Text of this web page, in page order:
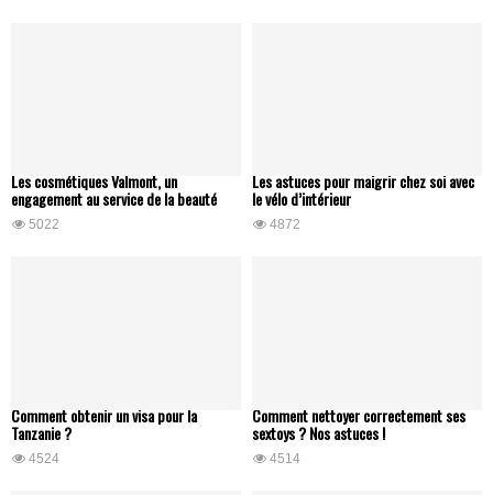
Les cosmétiques Valmont, un
engagement au service de la beauté
5022
Les astuces pour maigrir chez soi avec
le vélo d’intérieur
4872
Comment obtenir un visa pour la
Tanzanie ?
4524
Comment nettoyer correctement ses
sextoys ? Nos astuces !
4514